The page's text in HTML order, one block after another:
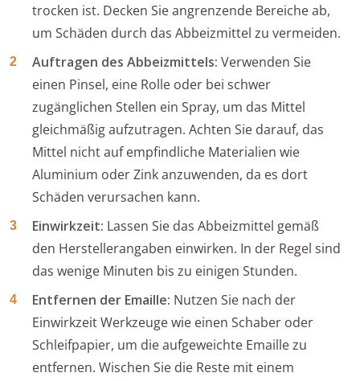
trocken ist. Decken Sie angrenzende Bereiche ab,
um Schäden durch das Abbeizmittel zu vermeiden.
Auftragen des Abbeizmittels: Verwenden Sie
einen Pinsel, eine Rolle oder bei schwer
zugänglichen Stellen ein Spray, um das Mittel
gleichmäßig aufzutragen. Achten Sie darauf, das
Mittel nicht auf empfindliche Materialien wie
Aluminium oder Zink anzuwenden, da es dort
Schäden verursachen kann.
Einwirkzeit: Lassen Sie das Abbeizmittel gemäß
den Herstellerangaben einwirken. In der Regel sind
das wenige Minuten bis zu einigen Stunden.
Entfernen der Emaille: Nutzen Sie nach der
Einwirkzeit Werkzeuge wie einen Schaber oder
Schleifpapier, um die aufgeweichte Emaille zu
entfernen. Wischen Sie die Reste mit einem